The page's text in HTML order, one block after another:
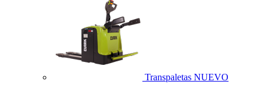
Transpaletas NUEVO